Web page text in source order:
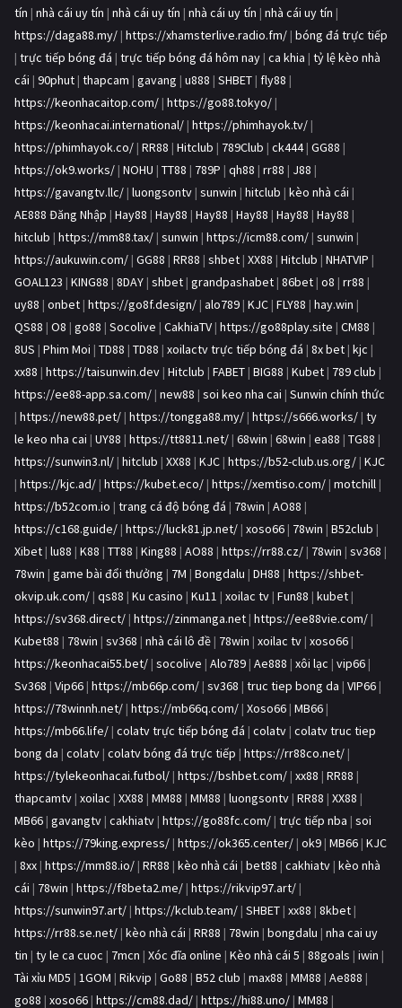
tín | nhà cái uy tín | nhà cái uy tín | nhà cái uy tín | nhà cái uy tín |
https://daga88.my/ | https://xhamsterlive.radio.fm/ | bóng đá trực tiếp
| trực tiếp bóng đá | trực tiếp bóng đá hôm nay | ca khia | tỷ lệ kèo nhà
cái | 90phut | thapcam | gavang | u888 | SHBET | fly88 |
https://keonhacaitop.com/ | https://go88.tokyo/ |
https://keonhacai.international/ | https://phimhayok.tv/ |
https://phimhayok.co/ | RR88 | Hitclub | 789Club | ck444| GG88 |
https://ok9.works/ | NOHU | TT88 | 789P | qh88 | rr88 | J88 |
https://gavangtv.llc/ | luongsontv | sunwin | hitclub | kèo nhà cái |
AE888 Đăng Nhập | Hay88 | Hay88 | Hay88 | Hay88 | Hay88 | Hay88 |
hitclub | https://mm88.tax/ | sunwin | https://icm88.com/ | sunwin |
https://aukuwin.com/ | GG88 | RR88 | shbet | XX88 | Hitclub | NHATVIP |
GOAL123 | KING88 | 8DAY | shbet | grandpashabet | 86bet | o8 | rr88 |
uy88 | onbet | https://go8f.design/ | alo789 | KJC | FLY88 | hay.win |
QS88 | O8 | go88 | Socolive | CakhiaTV | https://go88play.site | CM88 |
8US | Phim Moi | TD88 | TD88 | xoilactv trực tiếp bóng đá | 8x bet | kjc |
xx88 | https://taisunwin.dev | Hitclub | FABET | BIG88 | Kubet | 789 club |
https://ee88-app.sa.com/ | new88 | soi keo nha cai | Sunwin chính thức
| https://new88.pet/ | https://tongga88.my/ | https://s666.works/ | ty
le keo nha cai | UY88 | https://tt8811.net/ | 68win | 68win | ea88 | TG88 |
https://sunwin3.nl/ | hitclub | XX88 | KJC | https://b52-club.us.org/ | KJC
| https://kjc.ad/ | https://kubet.eco/ | https://xemtiso.com/ | motchill |
https://b52com.io | trang cá độ bóng đá | 78win | AO88 |
https://c168.guide/ | https://luck81.jp.net/ | xoso66 | 78win | B52club |
Xibet | lu88 | K88 | TT88 | King88 | AO88 | https://rr88.cz/ | 78win | sv368 |
78win | game bài đổi thưởng | 7M | Bongdalu | DH88 | https://shbet-
okvip.uk.com/ | qs88 | Ku casino | Ku11 | xoilac tv | Fun88 | kubet |
https://sv368.direct/ | https://zinmanga.net | https://ee88vie.com/ |
Kubet88 | 78win | sv368 | nhà cái lô đề | 78win | xoilac tv | xoso66 |
https://keonhacai55.bet/ | socolive | Alo789 | Ae888 | xôi lạc | vip66 |
Sv368 | Vip66 | https://mb66p.com/ | sv368 | truc tiep bong da | VIP66 |
https://78winnh.net/ | https://mb66q.com/ | Xoso66 | MB66 |
https://mb66.life/ | colatv trực tiếp bóng đá | colatv | colatv truc tiep
bong da | colatv | colatv bóng đá trực tiếp | https://rr88co.net/ |
https://tylekeonhacai.futbol/ | https://bshbet.com/ | xx88 | RR88 |
thapcamtv | xoilac | XX88 | MM88 | MM88 | luongsontv | RR88 | XX88 |
MB66 | gavangtv | cakhiatv | https://go88fc.com/ | trực tiếp nba | soi
kèo | https://79king.express/ | https://ok365.center/ | ok9 | MB66 | KJC
| 8xx | https://mm88.io/ | RR88 | kèo nhà cái | bet88 | cakhiatv | kèo nhà
cái | 78win | https://f8beta2.me/ | https://rikvip97.art/ |
https://sunwin97.art/ | https://kclub.team/ | SHBET | xx88 | 8kbet |
https://rr88.se.net/ | kèo nhà cái | RR88 | 78win | bongdalu | nha cai uy
tin | ty le ca cuoc | 7mcn | Xóc đĩa online | Kèo nhà cái 5 | 88goals | iwin |
Tài xỉu MD5 | 1GOM | Rikvip | Go88 | B52 club | max88 | MM88 | Ae888 |
go88 | xoso66 | https://cm88.dad/ | https://hi88.uno/ | MM88 |